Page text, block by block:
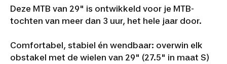
Deze MTB van 29" is ontwikkeld voor je MTB-
tochten van meer dan 3 uur, het hele jaar door.
Comfortabel, stabiel én wendbaar: overwin elk
obstakel met de wielen van 29" (27.5" in maat S)